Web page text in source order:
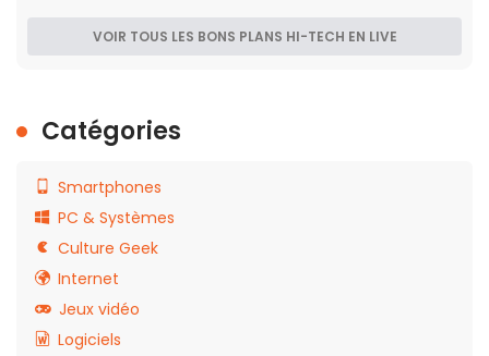
VOIR TOUS LES BONS PLANS HI-TECH EN LIVE
Catégories
Smartphones
PC & Systèmes
Culture Geek
Internet
Jeux vidéo
Logiciels